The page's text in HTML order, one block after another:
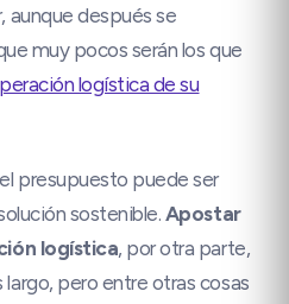
aunque después se
muy pocos serán los que
logística de su
presupuesto puede ser
sostenible. Apostar
logística, por otra parte,
pero entre otras cosas